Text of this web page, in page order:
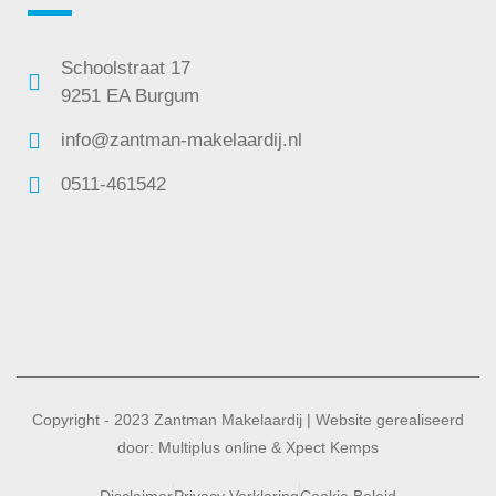
Schoolstraat 17
9251 EA Burgum
info@zantman-makelaardij.nl
0511-461542
Copyright - 2023 Zantman Makelaardij | Website gerealiseerd
door: Multiplus online & Xpect Kemps